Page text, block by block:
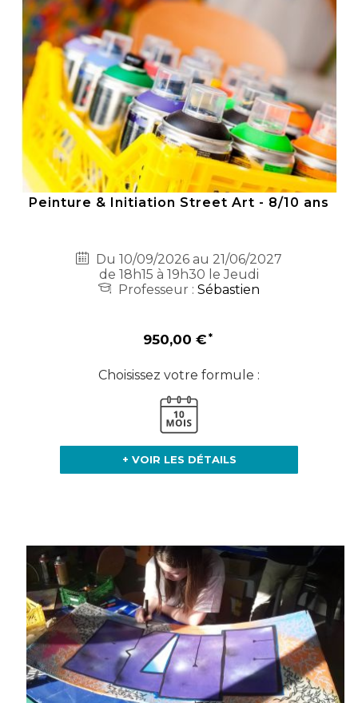
Peinture & Initiation Street Art - 8/10 ans
Du 10/09/2026 au 21/06/2027
de 18h15 à 19h30 le Jeudi
Professeur : Sébastien
950,00 €
Choisissez votre formule :
+ VOIR LES DÉTAILS